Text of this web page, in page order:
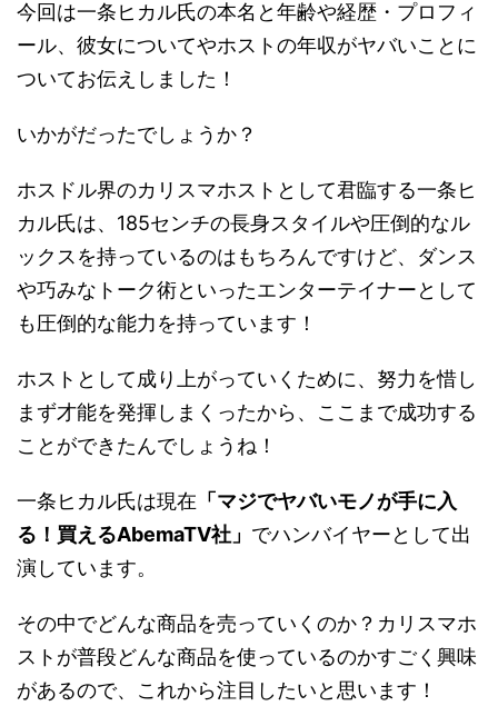
今回は一条ヒカル氏の本名と年齢や経歴・プロフィ
ール、彼女についてやホストの年収がヤバいことに
ついてお伝えしました！
いかがだったでしょうか？
ホスドル界のカリスマホストとして君臨する一条ヒ
カル氏は、185センチの長身スタイルや圧倒的なル
ックスを持っているのはもちろんですけど、ダンス
や巧みなトーク術といったエンターテイナーとして
も圧倒的な能力を持っています！
ホストとして成り上がっていくために、努力を惜し
まず才能を発揮しまくったから、ここまで成功する
ことができたんでしょうね！
一条ヒカル氏は現在 「マジでヤバいモノが手に入
る！買えるAbemaTV社」 でハンバイヤーとして出
演しています。
その中でどんな商品を売っていくのか？カリスマホ
ストが普段どんな商品を使っているのかすごく興味
があるので、これから注目したいと思います！